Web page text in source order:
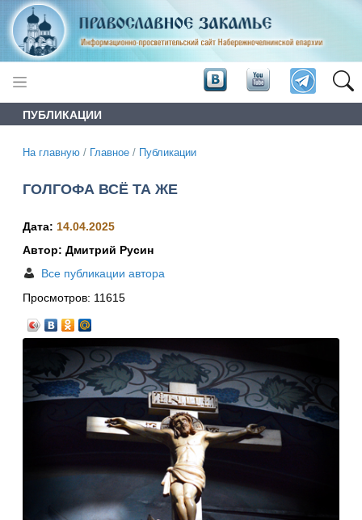
ПУБЛИКАЦИИ
На главную / Главное / Публикации
ГОЛГОФА ВСЁ ТА ЖЕ
Дата: 14.04.2025
Автор: Дмитрий Русин
Все публикации автора
Просмотров: 11615